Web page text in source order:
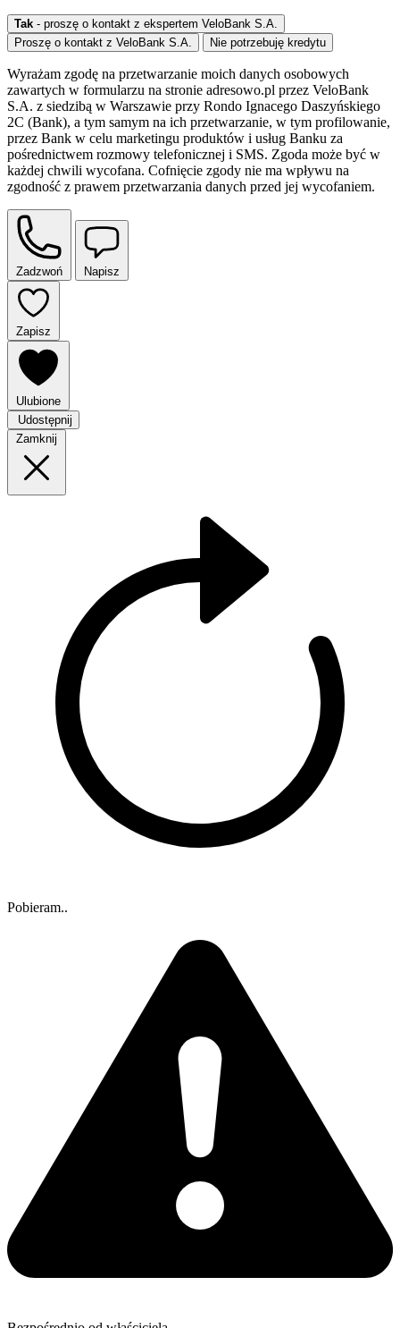
Tak - proszę o kontakt z ekspertem VeloBank S.A.
Proszę o kontakt z VeloBank S.A.
Nie potrzebuję kredytu
Wyrażam zgodę na przetwarzanie moich danych osobowych
zawartych w formularzu na stronie adresowo.pl przez VeloBank
S.A. z siedzibą w Warszawie przy Rondo Ignacego Daszyńskiego
2C (Bank), a tym samym na ich przetwarzanie, w tym profilowanie,
przez Bank w celu marketingu produktów i usług Banku za
pośrednictwem rozmowy telefonicznej i SMS. Zgoda może być w
każdej chwili wycofana. Cofnięcie zgody nie ma wpływu na
zgodność z prawem przetwarzania danych przed jej wycofaniem.
Zadzwoń Napisz
Zapisz
Ulubione
Udostępnij
Zamknij
Pobieram..